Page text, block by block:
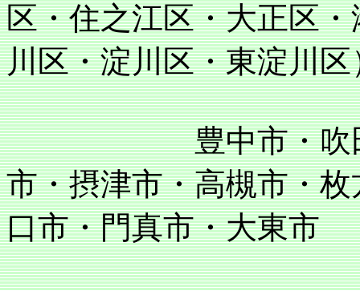
区・住之江区・大正区
川区・淀川区・東淀川区
豊中市・吹田市・
市・摂津市・高槻市・
口市・門真市・大東市